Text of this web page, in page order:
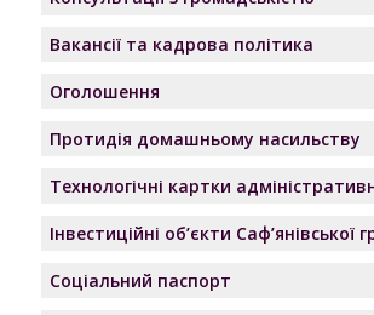
Вакансії та кадрова політика
Оголошення
Протидія домашньому насильству
Технологічні картки
Інвестиційні об’єкти Саф’янівської
Соціальний паспорт